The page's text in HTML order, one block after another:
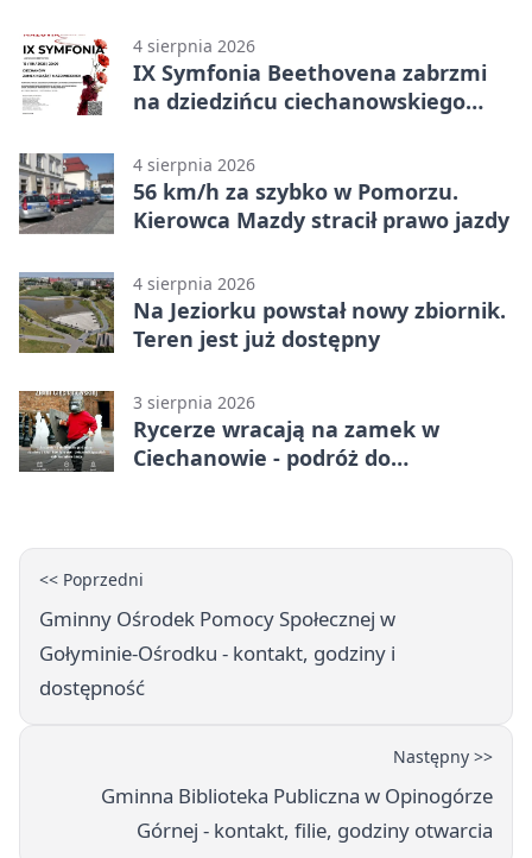
4 sierpnia 2026
IX Symfonia Beethovena zabrzmi
na dziedzińcu ciechanowskiego
4 sierpnia 2026
56 km/h za szybko w Pomorzu.
Kierowca Mazdy stracił prawo jazdy
4 sierpnia 2026
Na Jeziorku powstał nowy zbiornik.
Teren jest już dostępny
3 sierpnia 2026
Rycerze wracają na zamek w
Ciechanowie - podróż do
<< Poprzedni
Gminny Ośrodek Pomocy Społecznej w
Gołyminie-Ośrodku - kontakt, godziny i
dostępność
Następny >>
Gminna Biblioteka Publiczna w Opinogórze
Górnej - kontakt, filie, godziny otwarcia